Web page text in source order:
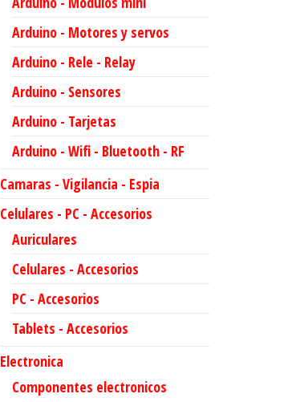
Arduino - Motores y servos
Arduino - Rele - Relay
Arduino - Sensores
Arduino - Tarjetas
Arduino - Wifi - Bluetooth - RF
Camaras - Vigilancia - Espia
Celulares - PC - Accesorios
Auriculares
Celulares - Accesorios
PC - Accesorios
Tablets - Accesorios
Electronica
Componentes electronicos